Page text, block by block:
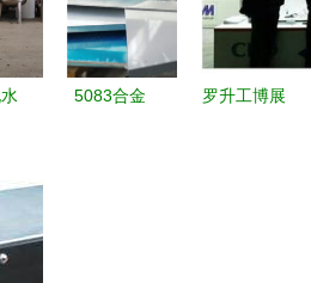
员大会 助
力上海服务
升级
5083合金
罗升工博展